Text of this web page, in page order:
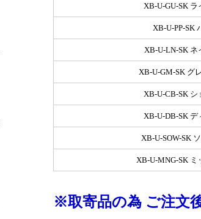
XB-U-GU-SK
XB-U-PP-SK
XB-U-LN-SK ネ
XB-U-GM-SK グ
XB-U-CB-SK
XB-U-DB-SK デ
XB-U-SOW-SK
XB-U-MNG-SK
※取寄品の為 ご注文